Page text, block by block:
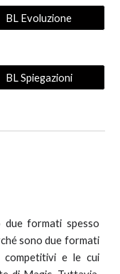
BL Evoluzione
BL Spiegazioni
formati spesso
sono due formati
competitivi e le cui